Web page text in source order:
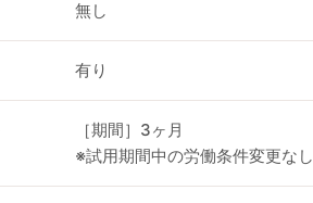
無し
有り
［期間］3ヶ月
※試用期間中の労働条件変更なし